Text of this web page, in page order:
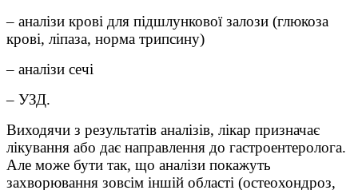
– аналізи крові для підшлункової залози (глюкоза
крові, ліпаза, норма трипсину)
– аналізи сечі
– УЗД.
Виходячи з результатів аналізів, лікар призначає
лікування або дає направлення до гастроентеролога.
Але може бути так, що аналізи покажуть
захворювання зовсім іншій області (остеохондроз,